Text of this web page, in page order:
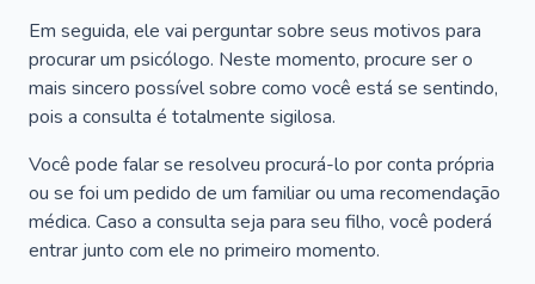
Em seguida, ele vai perguntar sobre seus motivos para
procurar um psicólogo. Neste momento, procure ser o
mais sincero possível sobre como você está se sentindo,
pois a consulta é totalmente sigilosa.
Você pode falar se resolveu procurá-lo por conta própria
ou se foi um pedido de um familiar ou uma recomendação
médica. Caso a consulta seja para seu filho, você poderá
entrar junto com ele no primeiro momento.